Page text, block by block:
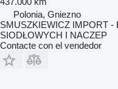
Polonia, Gniezno
SMUSZKIEWICZ IMPORT
SIODŁOWYCH I NACZEP
Contacte con el vendedor